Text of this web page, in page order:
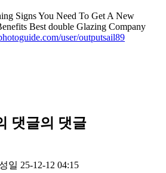
Signs You Need To Get A New
Best double Glazing Company
user/outputsail89
댓글의 댓글
일 25-12-12 04:15